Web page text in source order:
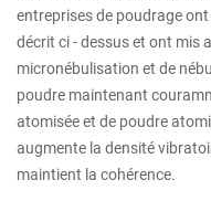
entreprises de poudrage
décrit ci - dessus et ont mis
micronébulisation et de
poudre maintenant
atomisée et de poudre
augmente la densité
maintient la cohérence.